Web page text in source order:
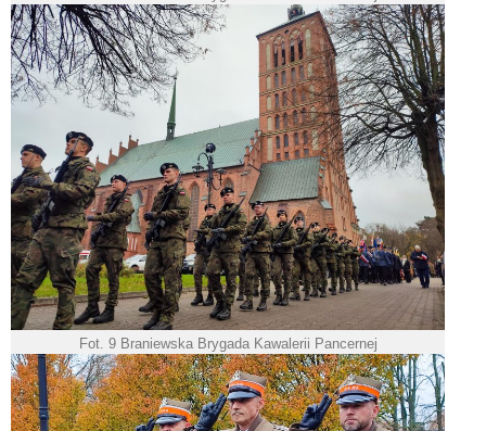
Fot. 9 Braniewska Brygada Kawalerii Pancernej